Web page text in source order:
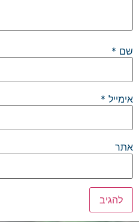
שם *
אימייל *
אתר